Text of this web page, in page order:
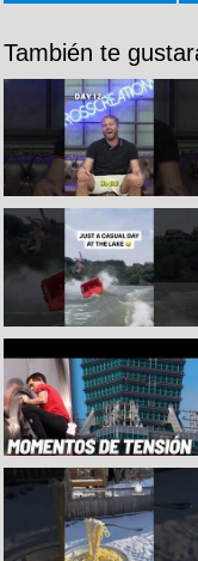
También te